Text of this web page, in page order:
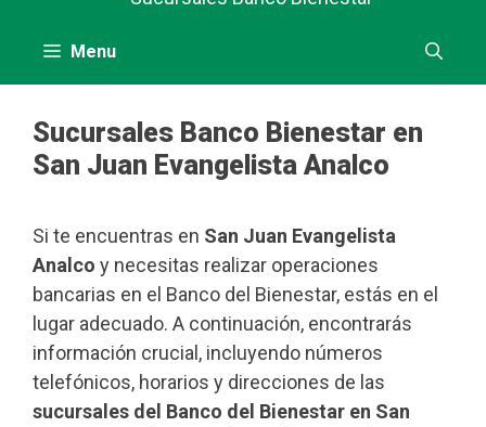
contenidoMenu
Sucursales Banco Bienestar en
San Juan Evangelista Analco
Si te encuentras en San Juan Evangelista
Analco y necesitas realizar operaciones
bancarias en el Banco del Bienestar, estás en el
lugar adecuado. A continuación, encontrarás
información crucial, incluyendo números
telefónicos, horarios y direcciones de las
sucursales del Banco del Bienestar en San